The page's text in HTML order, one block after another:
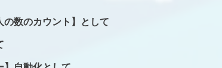
数のカウント】として